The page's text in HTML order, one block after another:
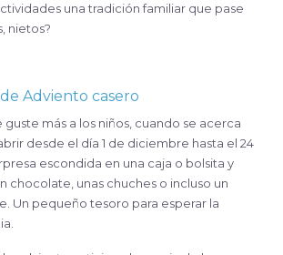
una tradición familiar que pase
nietos?
Adviento casero
guste más a los niños, cuando se acerca
desde el día 1 de diciembre hasta el 24
escondida en una caja o bolsita y
chocolate, unas chuches o incluso un
Un pequeño tesoro para esperar la